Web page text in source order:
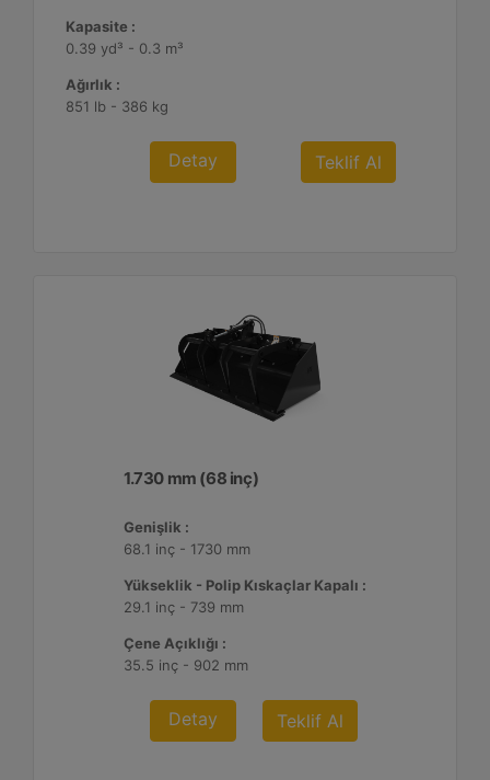
Kapasite :
0.39 yd³ - 0.3 m³
Ağırlık :
851 lb - 386 kg
Detay Teklif Al
1.730 mm (68 inç)
Genişlik :
68.1 inç - 1730 mm
Yükseklik - Polip Kıskaçlar Kapalı :
29.1 inç - 739 mm
Çene Açıklığı :
35.5 inç - 902 mm
Detay Teklif Al